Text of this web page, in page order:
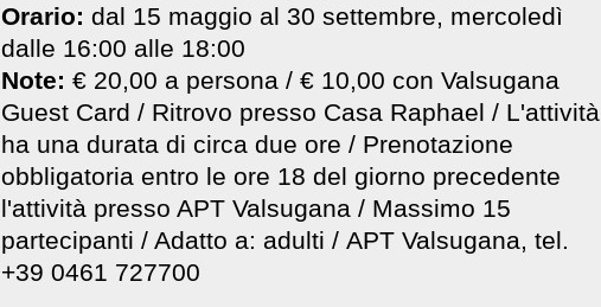
Orario: dal 15 maggio al 30 settembre, mercoledì
dalle 16:00 alle 18:00
Note: € 20,00 a persona / € 10,00 con Valsugana
Guest Card / Ritrovo presso Casa Raphael / L'attività
ha una durata di circa due ore / Prenotazione
obbligatoria entro le ore 18 del giorno precedente
l'attività presso APT Valsugana / Massimo 15
partecipanti / Adatto a: adulti / APT Valsugana, tel.
+39 0461 727700